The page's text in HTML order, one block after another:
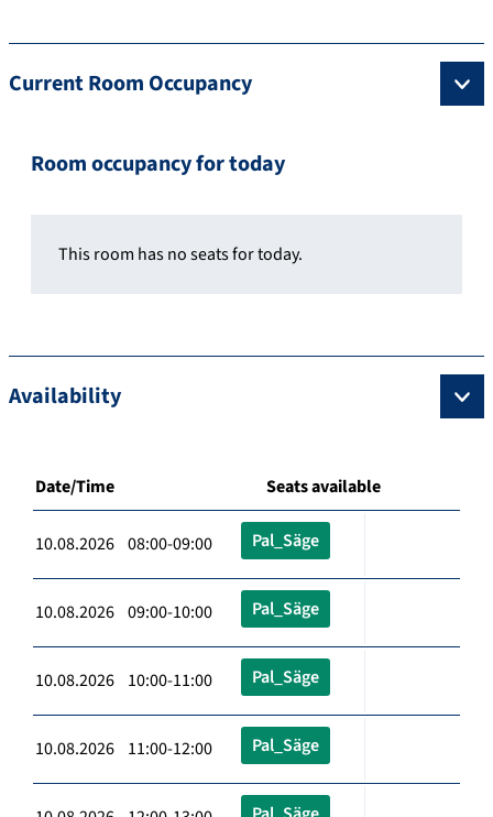
Current Room Occupancy
Room occupancy for today
This room has no seats for today.
Availability
Date/Time Seats available
10.08.2026 08:00-09:00 Pal_Säge
10.08.2026 09:00-10:00 Pal_Säge
10.08.2026 10:00-11:00 Pal_Säge
10.08.2026 11:00-12:00 Pal_Säge